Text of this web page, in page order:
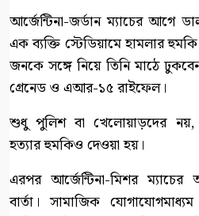
আর্জেন্টিনা-জর্ডান ম্যাচের আগে
এক ব্যক্তি স্টেডিয়ামে হামলার
জনকে সঙ্গে নিয়ে তিনি মাঠে
গ্রেনেড ও এআর-১৫ রাইফেল।
শুধু পুলিশ বা খেলোয়াড়দের নয়,
হত্যার হুমকিও দেওয়া হয়।
এরপর আর্জেন্টিনা-মিশর
বার্তা। সামাজিক